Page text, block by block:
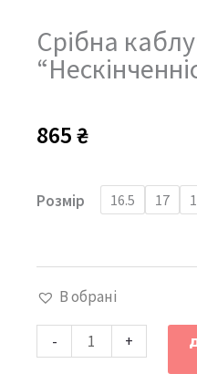
Срібна
865₴
Розмір 16.5 17
В обрані
-
Срібна
+